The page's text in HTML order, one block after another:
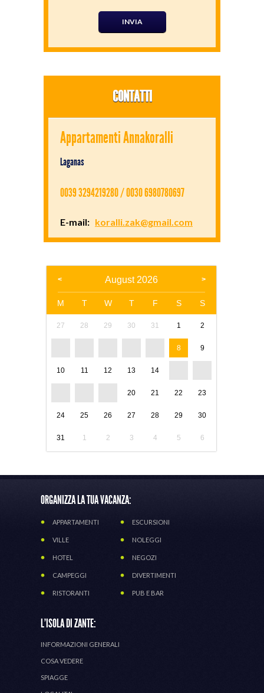
CONTATTI
Appartamenti Annakoralli
Laganas
0039 3294219280 / 0030 6980780697
E-mail: koralli.zak@gmail.com
August 2026
M T W T F S S
27 28 29 30 31 1 2
8 9
10 11 12 13 14
20 21 22 23
24 25 26 27 28 29 30
31 1 2 3 4 5 6
ORGANIZZA LA TUA VACANZA:
APPARTAMENTI ESCURSIONI
VILLE NOLEGGI
HOTEL NEGOZI
CAMPEGGI DIVERTIMENTI
RISTORANTI PUB E BAR
L'ISOLA DI ZANTE:
INFORMAZIONI GENERALI
COSA VEDERE
SPIAGGE